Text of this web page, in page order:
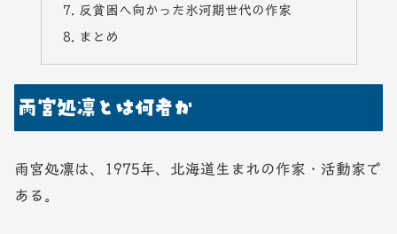
反貧困へ向かった氷河期世代の作家
まとめ
雨宮処凛とは何者か
雨宮処凛は、1975年、北海道生まれの作家・活動家で
ある。